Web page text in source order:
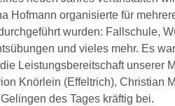
Hofmann organisierte für
wurden: Fallschule,
und vieles mehr. Es
Leistungsbereitschaft unserer
Knörlein (Effeltrich), Christian
des Tages kräftig bei.